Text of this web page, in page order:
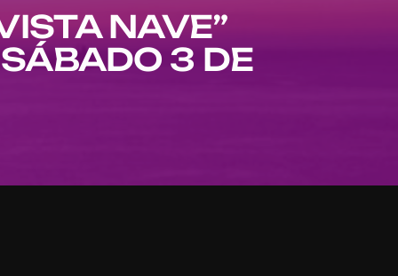
NAVE”
3 DE